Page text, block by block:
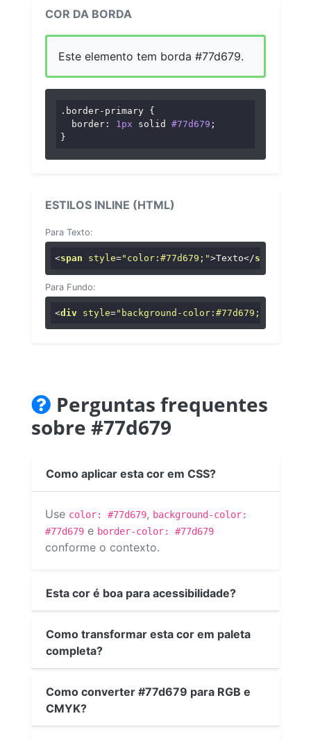
COR DA BORDA
Este elemento tem borda #77d679.
.border-primary {
border : 1px solid #77d679 ;
}
ESTILOS INLINE (HTML)
Para Texto:
<span style="color:#77d679;">Texto</span
Para Fundo:
<div style="background-color:#77d679;"
Perguntas frequentes
sobre #77d679
Como aplicar esta cor em CSS?
Use color: #77d679, background-color:
#77d679 e border-color: #77d679
conforme o contexto.
Esta cor é boa para acessibilidade?
Como transformar esta cor em paleta
completa?
Como converter #77d679 para RGB e
CMYK?